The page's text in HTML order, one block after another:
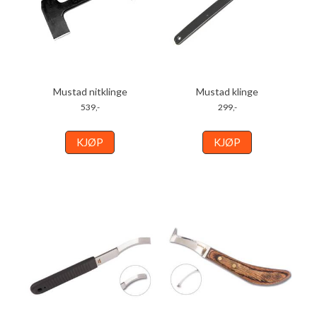
Mustad nitklinge
539,-
KJØP
Mustad klinge
299,-
KJØP